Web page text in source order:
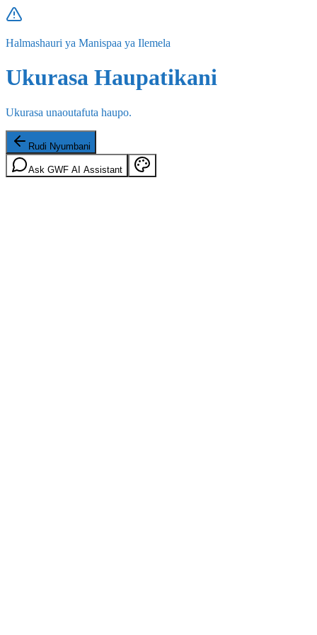
Halmashauri ya Manispaa ya Ilemela
Ukurasa Haupatikani
Ukurasa unaoutafuta haupo.
Rudi Nyumbani
Ask GWF AI Assistant